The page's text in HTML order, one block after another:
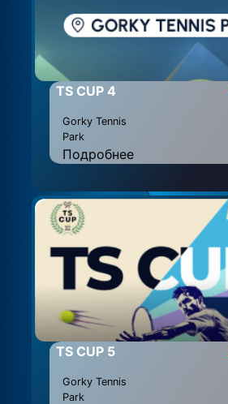
TS CUP 4
Gorky Tennis
Park
Подробнее
TS CUP 5
Gorky Tennis
Park